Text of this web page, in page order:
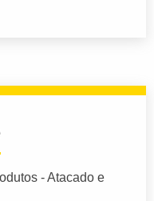
- Atacado e